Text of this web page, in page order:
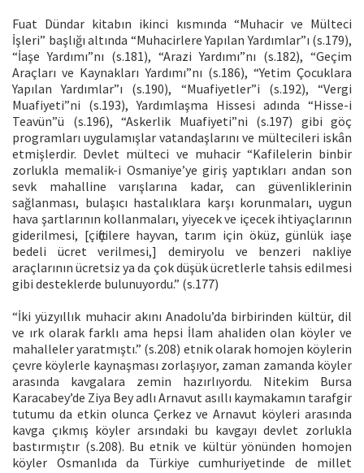
Fuat Dündar kitabın ikinci kısmında “Muhacir ve Mülteci
İşleri” başlığı altında “Muhacirlere Yapılan Yardımlar”ı (s.179),
“İaşe Yardımı”nı (s.181), “Arazi Yardımı”nı (s.182), “Geçim
Araçları ve Kaynakları Yardımı”nı (s.186), “Yetim Çocuklara
Yapılan Yardımlar”ı (s.190), “Muafiyetler”i (s.192), “Vergi
Muafiyeti”ni (s.193), Yardımlaşma Hissesi adında “Hisse-i
Teavün”ü (s.196), “Askerlik Muafiyeti”ni (s.197) gibi göç
programları uygulamışlar vatandaşlarını ve mültecileri iskân
etmişlerdir. Devlet mülteci ve muhacir “Kafilelerin binbir
zorlukla memalik-i Osmaniye’ye giriş yaptıkları andan son
sevk mahalline varışlarına kadar, can güvenliklerinin
sağlanması, bulaşıcı hastalıklara karşı korunmaları, uygun
hava şartlarının kollanmaları, yiyecek ve içecek ihtiyaçlarının
giderilmesi, [çiftçilere hayvan, tarım için öküz, günlük iaşe
bedeli ücret verilmesi,] demiryolu ve benzeri nakliye
araçlarının ücretsiz ya da çok düşük ücretlerle tahsis edilmesi
gibi desteklerde bulunuyordu.” (s.177)
“İki yüzyıllık muhacir akını Anadolu’da birbirinden kültür, dil
ve ırk olarak farklı ama hepsi İlam ahaliden olan köyler ve
mahalleler yaratmıştı.” (s.208) etnik olarak homojen köylerin
çevre köylerle kaynaşması zorlaşıyor, zaman zamanda köyler
arasında kavgalara zemin hazırlıyordu. Nitekim Bursa
Karacabey’de Ziya Bey adlı Arnavut asıllı kaymakamın tarafgir
tutumu da etkin olunca Çerkez ve Arnavut köyleri arasında
kavga çıkmış köyler arsındaki bu kavgayı devlet zorlukla
bastırmıştır (s.208). Bu etnik ve kültür yönünden homojen
köyler Osmanlıda da Türkiye cumhuriyetinde de millet